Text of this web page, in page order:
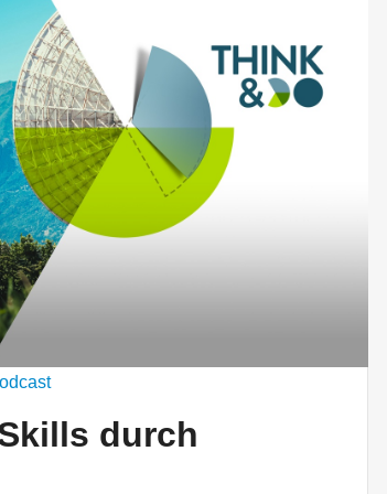
durch